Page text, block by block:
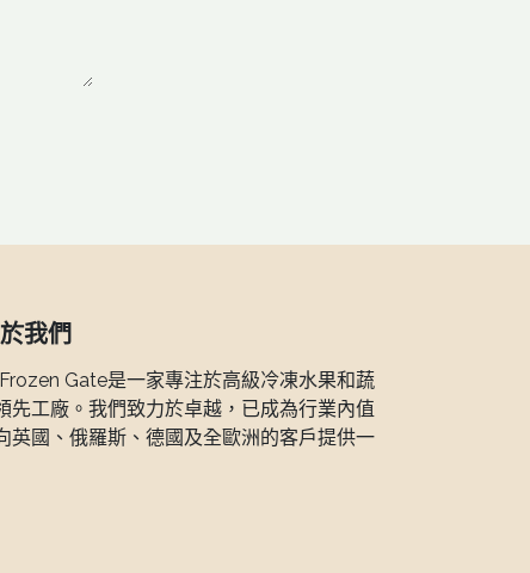
我們
Gate是一家專注於高級冷凍水果和蔬
先工廠。我們致力於卓越，已成為行業內值
英國、俄羅斯、德國及全歐洲的客戶提供一